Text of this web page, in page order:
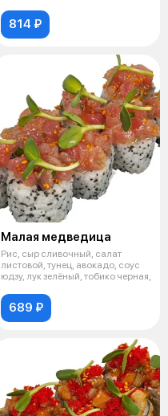
814 ₽
Малая медведица
Рис, сыр сливочный, салат
листовой, тунец, авокадо, соус
юдзу, лук зелёный, тобико черная,
689 ₽